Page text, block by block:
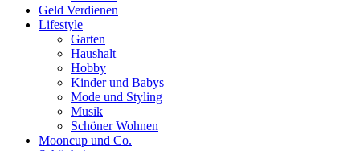
Geld Verdienen
Lifestyle
Garten
Haushalt
Hobby
Kinder und Babys
Mode und Styling
Musik
Schöner Wohnen
Mooncup und Co.